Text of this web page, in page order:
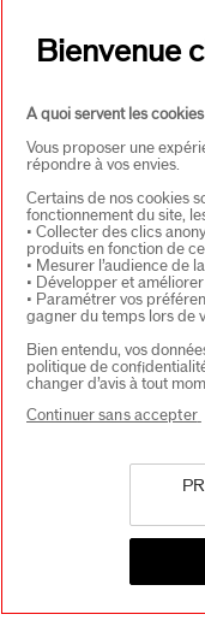
SHISEIDO EUROPE
92200 NEUILLY-
Bienvenue
A quoi servent les
Vous proposer une
répondre à vos envies.
Certains de nos cookies
fonctionnement du site,
• Collecter des clics
produits en fonction de
• Mesurer l’audience de
• Développer et
• Paramétrer vos
gagner du temps lors de
Bien entendu, vos
politique de
changer d’avis à tout
Continuer sans accepter